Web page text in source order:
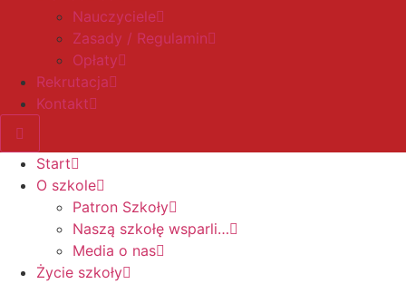
Nauczyciele
Zasady / Regulamin
Opłaty
Rekrutacja
Kontakt
Start
O szkole
Patron Szkoły
Naszą szkołę wsparli…
Media o nas
Życie szkoły